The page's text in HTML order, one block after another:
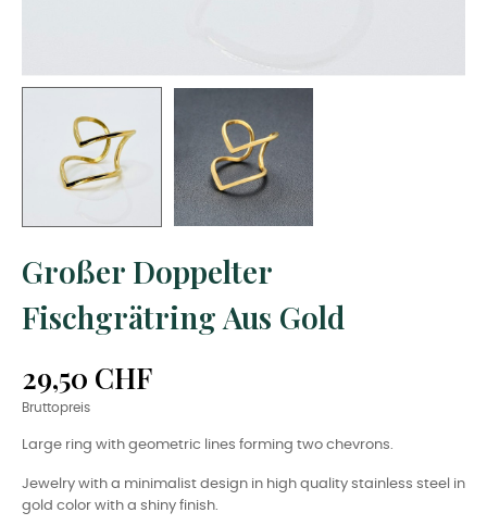
Großer Doppelter
Fischgrätring Aus Gold
29,50 CHF
Bruttopreis
Large ring with geometric lines forming two chevrons.
Jewelry with a minimalist design in high quality stainless steel in
gold color with a shiny finish.